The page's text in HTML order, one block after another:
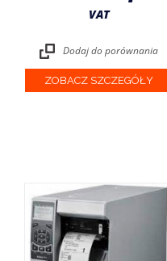
VAT
Dodaj do porównania
ZOBACZ SZCZEGÓŁY